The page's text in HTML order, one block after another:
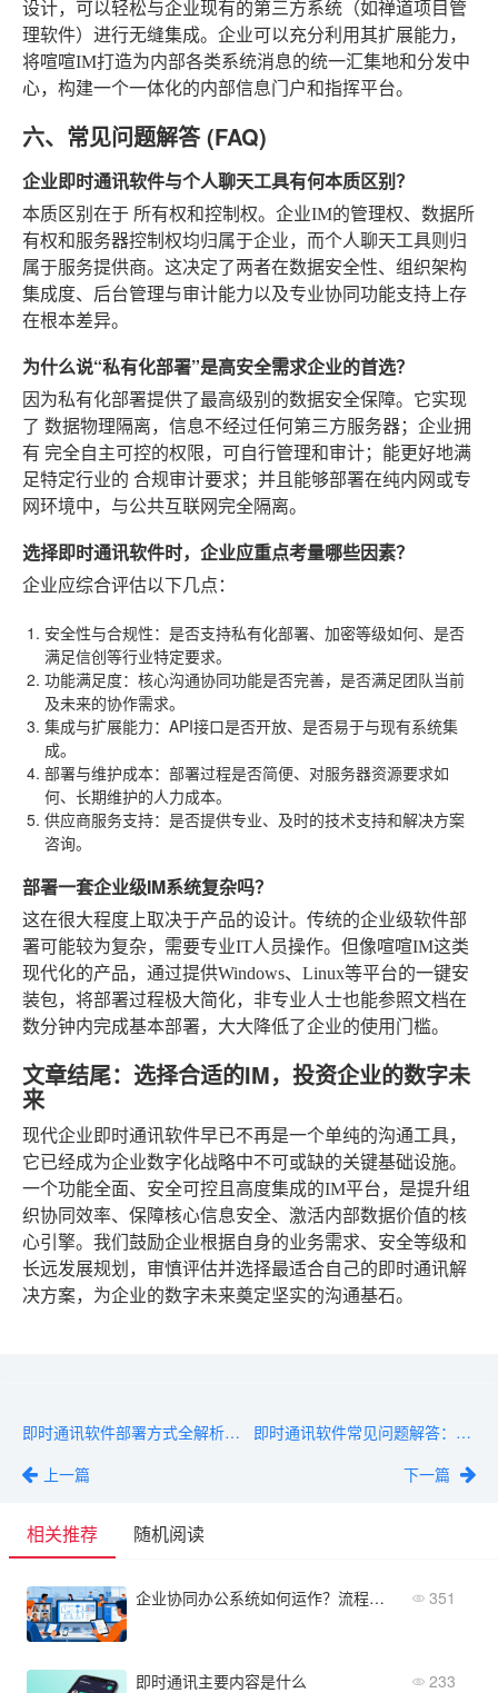
设计，可以轻松与企业现有的第三方系统（如禅道项目管
理软件）进行无缝集成。企业可以充分利用其扩展能力，
将喧喧IM打造为内部各类系统消息的统一汇集地和分发中
心，构建一个一体化的内部信息门户和指挥平台。
六、常见问题解答 (FAQ)
企业即时通讯软件与个人聊天工具有何本质区别？
本质区别在于 所有权和控制权。企业IM的管理权、数据所
有权和服务器控制权均归属于企业，而个人聊天工具则归
属于服务提供商。这决定了两者在数据安全性、组织架构
集成度、后台管理与审计能力以及专业协同功能支持上存
在根本差异。
为什么说“私有化部署”是高安全需求企业的首选？
因为私有化部署提供了最高级别的数据安全保障。它实现
了 数据物理隔离，信息不经过任何第三方服务器；企业拥
有 完全自主可控的权限，可自行管理和审计；能更好地满
足特定行业的 合规审计要求 ；并且能够部署在纯内网或专
网环境中，与公共互联网完全隔离。
选择即时通讯软件时，企业应重点考量哪些因素？
企业应综合评估以下几点：
安全性与合规性：是否支持私有化部署、加密等级如何、是否
满足信创等行业特定要求。
功能满足度：核心沟通协同功能是否完善，是否满足团队当前
及未来的协作需求。
集成与扩展能力：API接口是否开放、是否易于与现有系统集
成。
部署与维护成本：部署过程是否简便、对服务器资源要求如
何、长期维护的人力成本。
供应商服务支持：是否提供专业、及时的技术支持和解决方案
咨询。
部署一套企业级IM系统复杂吗？
这在很大程度上取决于产品的设计。传统的企业级软件部
署可能较为复杂，需要专业IT人员操作。但像喧喧IM这类
现代化的产品，通过提供Windows、Linux等平台的一键安
装包，将部署过程极大简化，非专业人士也能参照文档在
数分钟内完成基本部署，大大降低了企业的使用门槛。
文章结尾：选择合适的IM，投资企业的数字未
来
现代企业即时通讯软件早已不再是一个单纯的沟通工具，
它已经成为企业数字化战略中不可或缺的关键基础设施。
一个功能全面、安全可控且高度集成的IM平台，是提升组
织协同效率、保障核心信息安全、激活内部数据价值的核
心引擎。我们鼓励企业根据自身的业务需求、安全等级和
长远发展规划，审慎评估并选择最适合自己的即时通讯解
决方案，为企业的数字未来奠定坚实的沟通基石。
即时通讯软件部署方式全解析：SaaS、私有化、混合云怎么选？
上一篇
即时通讯软件常见问题解答：私有化部署到底要多少钱？
下一篇
相关推荐 随机阅读
企业协同办公系统如何运作？流程、模块与落地方法全解析 351
即时通讯主要内容是什么 233